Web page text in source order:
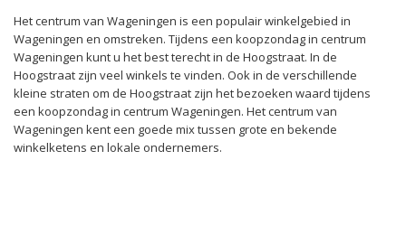
Het centrum van Wageningen is een populair winkelgebied in
Wageningen en omstreken. Tijdens een koopzondag in centrum
Wageningen kunt u het best terecht in de Hoogstraat. In de
Hoogstraat zijn veel winkels te vinden. Ook in de verschillende
kleine straten om de Hoogstraat zijn het bezoeken waard tijdens
een koopzondag in centrum Wageningen. Het centrum van
Wageningen kent een goede mix tussen grote en bekende
winkelketens en lokale ondernemers.